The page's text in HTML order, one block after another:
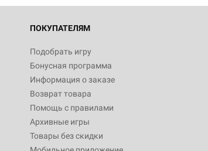
ПОКУПАТЕЛЯМ
Подобрать игру
Бонусная программа
Информация о заказе
Возврат товара
Помощь с правилами
Архивные игры
Товары без скидки